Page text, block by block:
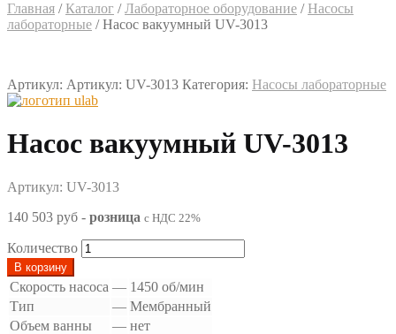
Главная / Каталог /Лабораторное оборудование / Насосы
лабораторные /Насос вакуумный UV-3013
Артикул: Артикул: UV-3013 Категория: Насосы лабораторные
Насос вакуумный UV-3013
Артикул: UV-3013
140 503 руб - розница с НДС 22%
Количество
В корзину
Скорость насоса — 1450 об/мин
Тип
— Мембранный
Объем ванны
— нет